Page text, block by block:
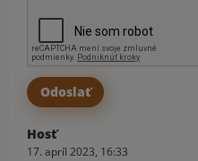
Hosť
17. apríl 2023, 16:33